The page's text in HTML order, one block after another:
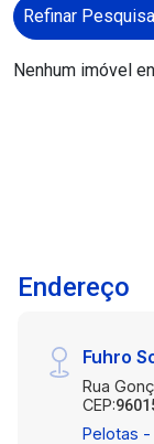
Refinar Pesquisa
Nenhum imóvel
Endereço
Fuhro
Rua
CEP:
Pelotas -